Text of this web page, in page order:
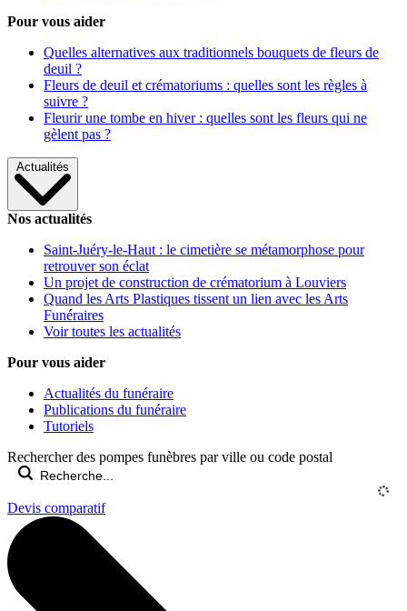
Pour vous aider
Quelles alternatives aux traditionnels bouquets de fleurs de
deuil ?
Fleurs de deuil et crématoriums : quelles sont les règles à
suivre ?
Fleurir une tombe en hiver : quelles sont les fleurs qui ne
gèlent pas ?
Actualités
Nos actualités
Saint-Juéry-le-Haut : le cimetière se métamorphose pour
retrouver son éclat
Un projet de construction de crématorium à Louviers
Quand les Arts Plastiques tissent un lien avec les Arts
Funéraires
Voir toutes les actualités
Pour vous aider
Actualités du funéraire
Publications du funéraire
Tutoriels
Rechercher des pompes funèbres par ville ou code postal
Devis comparatif